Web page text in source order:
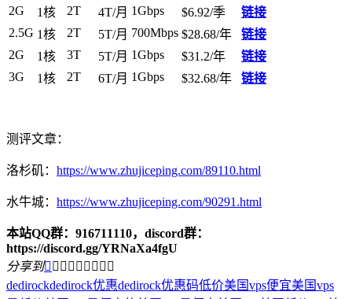
2G
1核 2T 4T/月 1Gbps $6.92/季
链接
2.5G 1核 2T 5T/月 700Mbps $28.68/年
链接
2G
1核 3T 5T/月 1Gbps $31.2/年
链接
3G
1核 2T 6T/月 1Gbps $32.68/年 链接
测评文章：
洛杉矶： https://www.zhujiceping.com/89110.html
水牛城： https://www.zhujiceping.com/90291.html
本站QQ群：916711110，discord群：
https://discord.gg/YRNaXa4fgU
分享到        
dedirockdedirock优惠dedirock优惠码低价美国vps便宜美国vps